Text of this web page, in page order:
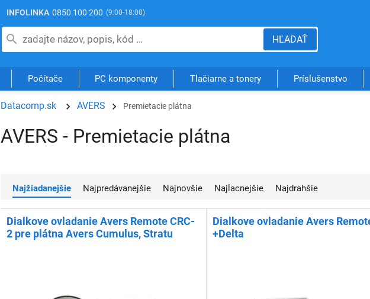
INFOLINKA 0850 100 200 (9:00-18:00)
HĽADAŤ
Počítače PC komponenty Tlačiarne a tonery Príslušenstvo
Datacomp.sk AVERS Premietacie plátna
AVERS - Premietacie plátna
Najžiadanejšie Najpredávanejšie Najnovšie Najlacnejšie Najdrahšie
Dialkove ovladanie Avers Remote CRC-
2 pre plátna Avers Cumulus, Stratu
Dialkove ovladanie Avers
+Delta